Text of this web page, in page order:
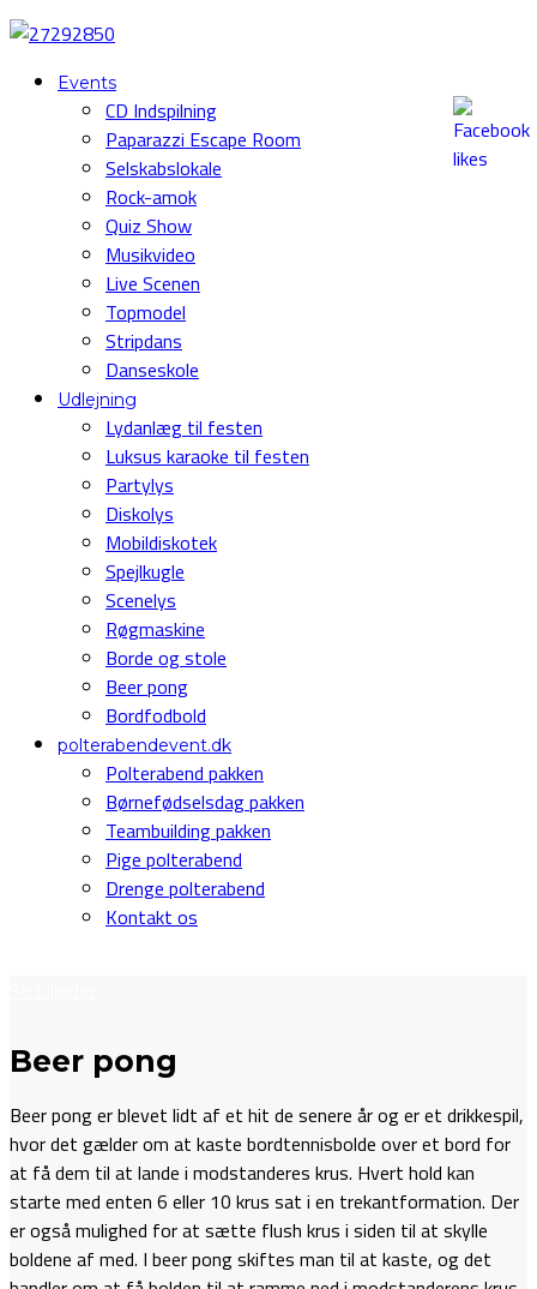
Events
CD Indspilning
Paparazzi Escape Room
Selskabslokale
Rock-amok
Quiz Show
Musikvideo
Live Scenen
Topmodel
Stripdans
Danseskole
Udlejning
Lydanlæg til festen
Luksus karaoke til festen
Partylys
Diskolys
Mobildiskotek
Spejlkugle
Scenelys
Røgmaskine
Borde og stole
Beer pong
Bordfodbold
polterabendevent.dk
Polterabend pakken
Børnefødselsdag pakken
Teambuilding pakken
Pige polterabend
Drenge polterabend
Kontakt os
Beer pong
Beer pong er blevet lidt af et hit de senere år og er et drikkespil,
hvor det gælder om at kaste bordtennisbolde over et bord for
at få dem til at lande i modstanderes krus. Hvert hold kan
starte med enten 6 eller 10 krus sat i en trekantformation. Der
er også mulighed for at sætte flush krus i siden til at skylle
boldene af med. I beer pong skiftes man til at kaste, og det